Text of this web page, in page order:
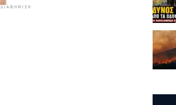
ΔΙΑΦΉΜΙΣΗ